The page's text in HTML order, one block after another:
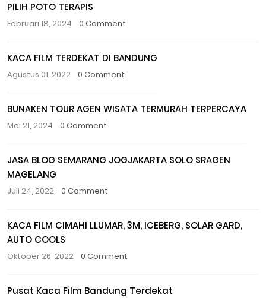
PILIH POTO TERAPIS
Februari 18, 2024 0 Comment
KACA FILM TERDEKAT DI BANDUNG
Agustus 01, 2022 0 Comment
BUNAKEN TOUR AGEN WISATA TERMURAH TERPERCAYA
Mei 21, 2024 0 Comment
JASA BLOG SEMARANG JOGJAKARTA SOLO SRAGEN
MAGELANG
Juli 24, 2022 0 Comment
KACA FILM CIMAHI LLUMAR, 3M, ICEBERG, SOLAR GARD,
AUTO COOLS
Oktober 26, 2022 0 Comment
Pusat Kaca Film Bandung Terdekat